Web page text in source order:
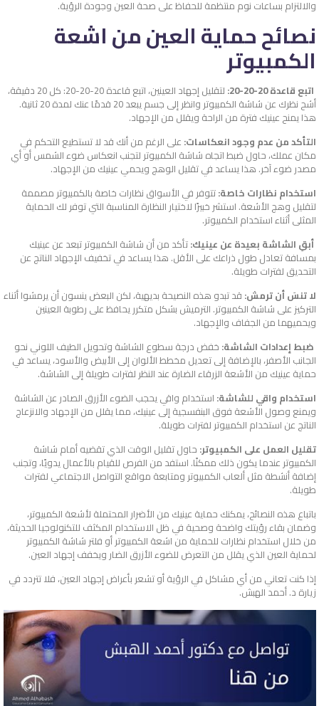
والالتزام بساعات نوم منتظمة للحفاظ على صحة العين وجودة الرؤية.
نصائح حماية العين من اشعة
الكمبيوتر
اتبع قاعدة 20-20-20: لتقليل إجهاد العينين، اتبع قاعدة 20-20-20: كل 20 دقيقة،
أشح نظرك عن شاشة الكمبيوتر وانظر إلى جسم يبعد 20 قدمًا عنك لمدة 20 ثانية.
هذا يمنح عينيك فترة من الراحة ويقلل من الإجهاد.
التأكد من عدم وجود انعكاسات: على الرغم من أنك قد لا تستطيع التحكم في
مكان عملك، حاول ضبط اتجاه شاشة الكمبيوتر لتجنب انعكاس ضوء الشمس أو أي
مصدر ضوء آخر. هذا يساعد في تقليل الوهج ويحمي عينيك من الإجهاد.
استخدام نظارات خاصة:تتوفر في الأسواق نظارات خاصة بالكمبيوتر مصممة
لتقليل وهج الأشعة. استشر خبيرًا لاختيار النظارة المناسبة التي توفر لك الحماية
المثلى أثناء استخدام الكمبيوتر.
أبقِ الشاشة بعيدة عن عينيك:تأكد من أن شاشة الكمبيوتر تبعد عن عينيك
بمسافة تعادل طول ذراعك على الأقل. هذا يساعد في تخفيف الإجهاد الناتج عن
التحديق لفترات طويلة.
لا تنسَ أن ترمش: قد تبدو هذه النصيحة بديهية، لكن البعض ينسون أن يرمشوا أثناء
التركيز على شاشة الكمبيوتر. الترميش بشكل متكرر يحافظ على رطوبة العينين
ويحميهما من الجفاف والإجهاد.
ضبط إعدادات الشاشة: خفض درجة سطوع الشاشة وتحويل الطيف اللوني نحو
الجانب الأصفر، بالإضافة إلى تعديل مخطط الألوان إلى الأبيض والأسود، يساعد في
حماية عينيك من الأشعة الزرقاء الضارة عند النظر لفترات طويلة إلى الشاشة.
استخدام واقي للشاشة: استخدام واقي يحجب الضوء الأزرق الصادر عن الشاشة
ويمنع وصول الأشعة فوق البنفسجية إلى عينيك، مما يقلل من الإجهاد والانزعاج
الناتج عن استخدام الكمبيوتر لفترات طويلة.
تقليل العمل على الكمبيوتر: حاول تقليل الوقت الذي تقضيه أمام شاشة
الكمبيوتر عندما يكون ذلك ممكنًا. استفد من الفرص للقيام بالأعمال يدويًا، وتجنب
إضافة أنشطة مثل ألعاب الكمبيوتر ومتابعة مواقع التواصل الاجتماعي لفترات
طويلة.
باتباع هذه النصائح، يمكنك حماية عينيك من الأضرار المحتملة لأشعة الكمبيوتر،
وضمان بقاء رؤيتك واضحة وصحية في ظل الاستخدام المكثف للتكنولوجيا الحديثة،
من خلال استخدام نظارات للحماية من اشعة الكمبيوتر أو فلتر شاشة الكمبيوتر
لحماية العين الذي يقلل من التعرض للضوء الأزرق الضار ويخفف إجهاد العين.
إذا كنت تعاني من أي مشاكل في الرؤية أو تشعر بأعراض إجهاد العين، فلا تتردد في
زيارة د. أحمد الهبش.